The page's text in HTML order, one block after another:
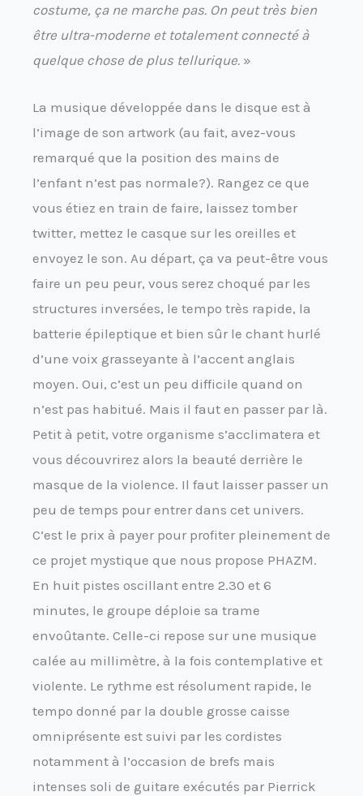
costume, ça ne marche pas. On peut très bien
être ultra-moderne et totalement connecté à
quelque chose de plus tellurique. »
La musique développée dans le disque est à
l’image de son artwork (au fait, avez-vous
remarqué que la position des mains de
l’enfant n’est pas normale?). Rangez ce que
vous étiez en train de faire, laissez tomber
twitter, mettez le casque sur les oreilles et
envoyez le son. Au départ, ça va peut-être vous
faire un peu peur, vous serez choqué par les
structures inversées, le tempo très rapide, la
batterie épileptique et bien sûr le chant hurlé
d’une voix grasseyante à l’accent anglais
moyen. Oui, c’est un peu difficile quand on
n’est pas habitué. Mais il faut en passer par là.
Petit à petit, votre organisme s’acclimatera et
vous découvrirez alors la beauté derrière le
masque de la violence. Il faut laisser passer un
peu de temps pour entrer dans cet univers.
C’est le prix à payer pour profiter pleinement de
ce projet mystique que nous propose PHAZM.
En huit pistes oscillant entre 2.30 et 6
minutes, le groupe déploie sa trame
envoûtante. Celle-ci repose sur une musique
calée au millimètre, à la fois contemplative et
violente. Le rythme est résolument rapide, le
tempo donné par la double grosse caisse
omniprésente est suivi par les cordistes
notamment à l’occasion de brefs mais
intenses soli de guitare exécutés par Pierrick